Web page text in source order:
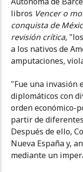
libros Vencer o
conquista de
revisión crítica,
a los nativos de
amputaciones,
"Fue una invasión
diplomáticos con
orden económico-
partir de
Después de ello,
Nueva España y,
mediante un